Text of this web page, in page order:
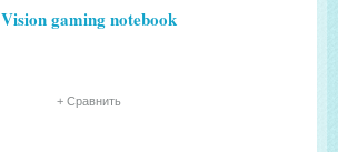
Vision gaming notebook
+ Сравнить